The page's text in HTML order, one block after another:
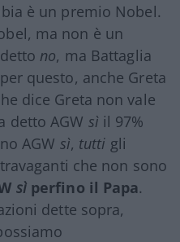
è un premio Nobel.
ma non è un
no, ma Battaglia
questo, anche Greta
dice Greta non vale
detto AGW sì il 97%
AGW sì, tutti gli
che non sono
sì perfino il Papa.
dette sopra,